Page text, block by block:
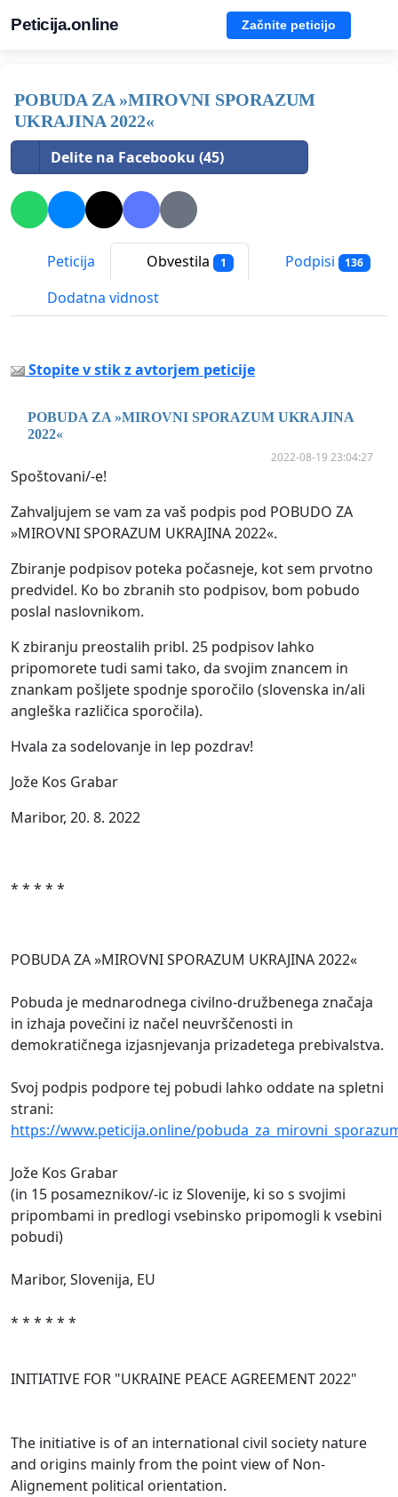
Peticija.online Začnite peticijo
POBUDA ZA »MIROVNI SPORAZUM
UKRAJINA 2022«
Delite na Facebooku (45)
Peticija Obvestila 1 Podpisi 136
Dodatna vidnost
Stopite v stik z avtorjem peticije
POBUDA ZA »MIROVNI SPORAZUM UKRAJINA
2022«
2022-08-19 23:04:27
Spoštovani/-e!
Zahvaljujem se vam za vaš podpis pod POBUDO ZA
»MIROVNI SPORAZUM UKRAJINA 2022«.
Zbiranje podpisov poteka počasneje, kot sem prvotno
predvidel. Ko bo zbranih sto podpisov, bom pobudo
poslal naslovnikom.
K zbiranju preostalih pribl. 25 podpisov lahko
pripomorete tudi sami tako, da svojim znancem in
znankam pošljete spodnje sporočilo (slovenska in/ali
angleška različica sporočila).
Hvala za sodelovanje in lep pozdrav!
Jože Kos Grabar
Maribor, 20. 8. 2022
* * * * *
POBUDA ZA »MIROVNI SPORAZUM UKRAJINA 2022«
Pobuda je mednarodnega civilno-družbenega značaja
in izhaja povečini iz načel neuvrščenosti in
demokratičnega izjasnjevanja prizadetega prebivalstva.
Svoj podpis podpore tej pobudi lahko oddate na spletni
strani:
https://www.peticija.online/
Jože Kos Grabar
(in 15 posameznikov/-ic iz Slovenije, ki so s svojimi
pripombami in predlogi vsebinsko pripomogli k vsebini
pobudi)
Maribor, Slovenija, EU
* * * * * *
INITIATIVE FOR "UKRAINE PEACE AGREEMENT 2022"
The initiative is of an international civil society nature
and origins mainly from the point view of Non-
Alignement political orientation.